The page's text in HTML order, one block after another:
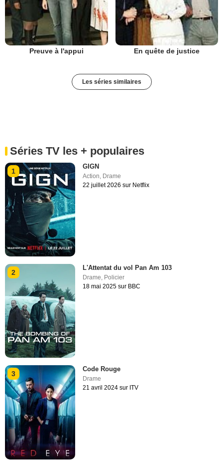
Preuve à l'appui En quête de justice
Les séries similaires
Séries TV les + populaires
1
GIGN
Action Drame
22 juillet 2026 sur Netflix
2
L'Attentat du vol Pan Am 103
Drame, Policier
18 mai 2025 sur BBC
3
Code Rouge
Drame
21 avril 2024 sur ITV